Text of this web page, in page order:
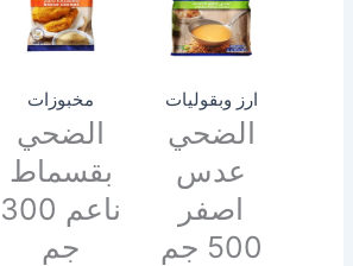
ارز وبقوليات
الضحي
عدس
اصفر
500 جم
مخبوزات
الضحي
بقسماط
ناعم 300
جم